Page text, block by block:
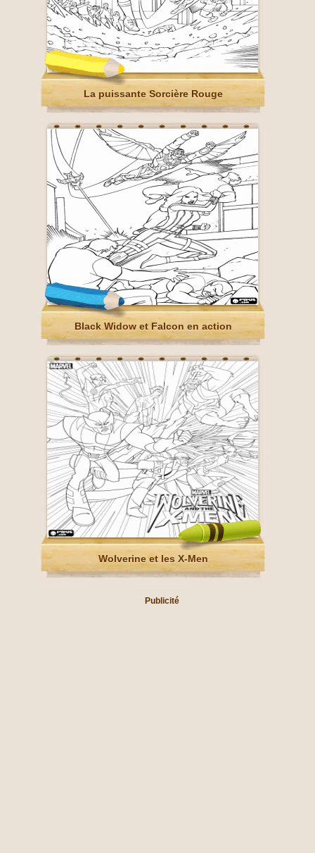
La puissante Sorcière Rouge
Black Widow et Falcon en action
Wolverine et les X-Men
Publicité